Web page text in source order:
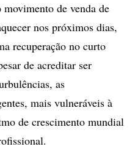
de venda de
nos próximos dias,
recuperação no curto
de acreditar ser
as
mais vulneráveis à
de crescimento mundial